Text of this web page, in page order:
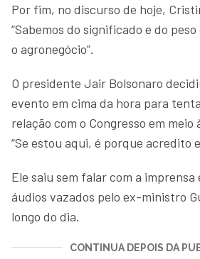
Por fim, no discurso de hoje,
“Sabemos do significado e do
o agronegócio”.
O presidente Jair Bolsonaro
evento em cima da hora para
relação com o Congresso em meio
“Se estou aqui, é porque acredito
Ele saiu sem falar com a imprensa
áudios vazados pelo ex-ministro
longo do dia.
CONTINUA DEPOIS DA